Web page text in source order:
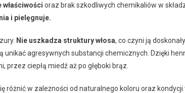
właściwości oraz brak szkodliwych chemikaliów w
i pielęgnuje.
Nie uszkadza struktury włosa, co czyni ją
agresywnych substancji chemicznych. Dzięki
ciepłą miedź aż po głęboki brąz.
w zależności od naturalnego koloru oraz kondycji